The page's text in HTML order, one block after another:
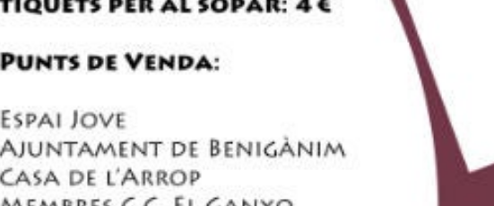
del 1993 ens deixava el poeta més important del País Valencià. Com
Cultural El Ganxo ha volgut fer-ho de manera especial, ja que es
anys de la seua mort. El proper 21 de setembre se celebrarà un
es farà un recital d’alguns dels seus poemes.